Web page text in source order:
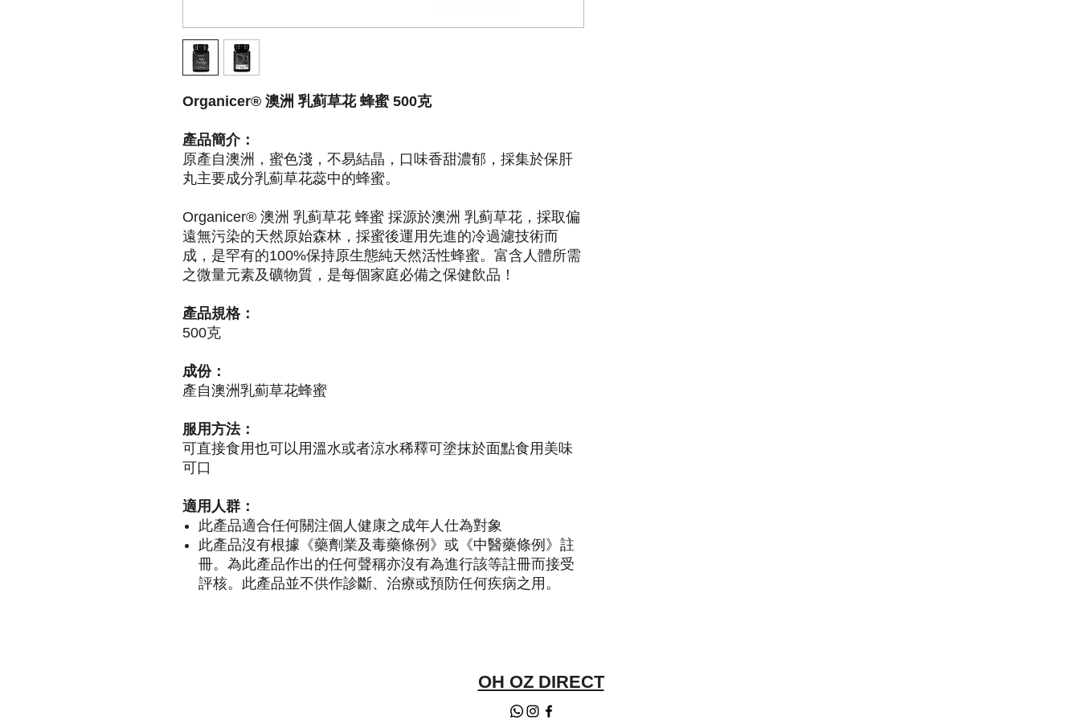
Organicer® 澳洲 乳蓟草花 蜂蜜 500克
產品簡介：
原產自澳洲，蜜色淺，不易結晶，口味香甜濃郁，採集於保肝
丸主要成分乳薊草花蕊中的蜂蜜。
Organicer® 澳洲 乳蓟草花 蜂蜜 採源於澳洲 乳蓟草花，採取偏
遠無污染的天然原始森林，採蜜後運用先進的冷過濾技術而
成，是罕有的100%保持原生態純天然活性蜂蜜。富含人體所需
之微量元素及礦物質，是每個家庭必備之保健飲品！
產品規格：
500克
成份：
產自澳洲乳薊草花蜂蜜
服用方法：
可直接食用也可以用溫水或者涼水稀釋可塗抹於面點食用美味
可口
適用人群：
此產品適合任何關注個人健康之成年人仕為對象
此產品沒有根據《藥劑業及毒藥條例》或《中醫藥條例》註
冊。為此產品作出的任何聲稱亦沒有為進行該等註冊而接受
評核。此產品並不供作診斷、治療或預防任何疾病之用。
OH OZ DIRECT